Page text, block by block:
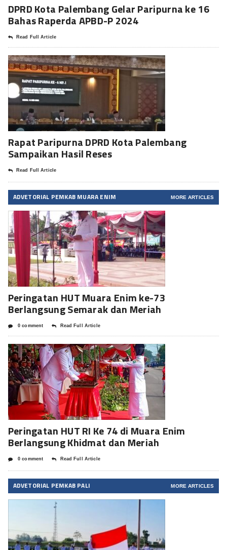
DPRD Kota Palembang Gelar Paripurna ke 16
Bahas Raperda APBD-P 2024
Read Full Article
Rapat Paripurna DPRD Kota Palembang
Sampaikan Hasil Reses
Read Full Article
ADVETORIAL PEMKAB MUARA ENIM MORE ARTICLES
Peringatan HUT Muara Enim ke-73
Berlangsung Semarak dan Meriah
0 comment Read Full Article
Peringatan HUT RI Ke 74 di Muara Enim
Berlangsung Khidmat dan Meriah
0 comment Read Full Article
ADVETORIAL PEMKAB PALI MORE ARTICLES